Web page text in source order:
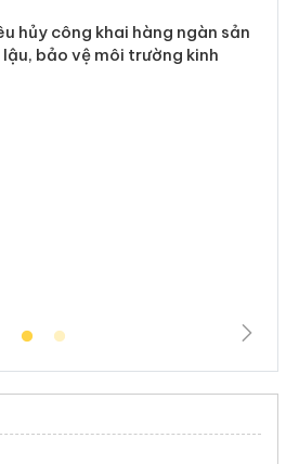
Xử lý 6 hộ kinh doanh bán
mạo nhãn hiệu Adidas, Nike